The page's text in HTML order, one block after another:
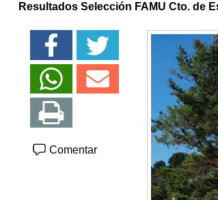
Resultados Selección FAMU Cto. de
Comentar